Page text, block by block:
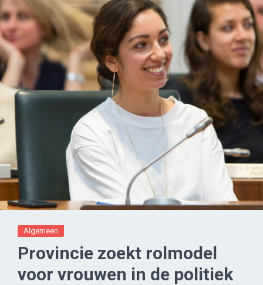
Algemeen
Provincie zoekt rolmodel
voor vrouwen in de politiek